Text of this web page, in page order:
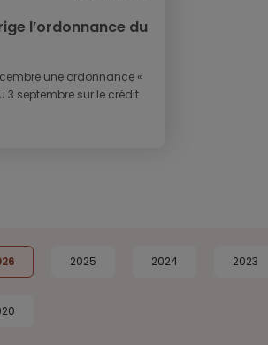
l’ordonnance du
une ordonnance «
3 septembre sur le crédit
2025 2024 2023